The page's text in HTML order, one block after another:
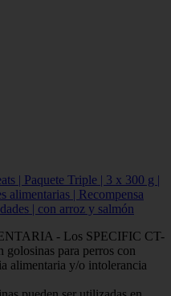
| Paquete Triple | 3 x 300 g |
alimentarias | Recompensa
| con arroz y salmón
- Los SPECIFIC CT-
para perros con
alimentaria y/o intolerancia